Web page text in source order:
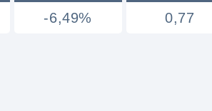
-6,49% 0,77